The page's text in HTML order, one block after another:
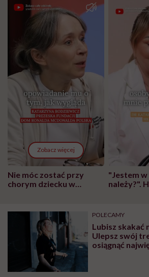
Zobacz więcej
Nie móc zostać przy
chorym dziecku w
może chyba tylko
głupota i brak
wyobraźni"
"Jestem w
należy?".
pracy
POLECAMY
Lubisz skakać
Ulepsz swój
osiągnąć